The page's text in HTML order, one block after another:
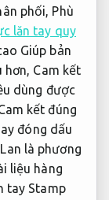
phối, Phù
lăn tay quy
Giúp bản
hơn, Cam kết
dùng được
kết đúng
đóng dấu
là phương
liệu hàng
tay Stamp